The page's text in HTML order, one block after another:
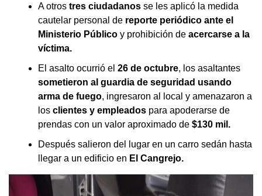
A otros tres ciudadanos se les aplicó la medida
cautelar personal de reporte periódico ante el
Ministerio Público y prohibición de acercarse a la
víctima.
El asalto ocurrió el 26 de octubre, los asaltantes
sometieron al guardia de seguridad usando
arma de fuego, ingresaron al local y amenazaron a
los clientes y empleados para apoderarse de
prendas con un valor aproximado de $130 mil.
Después salieron del lugar en un carro sedán hasta
llegar a un edificio en El Cangrejo.